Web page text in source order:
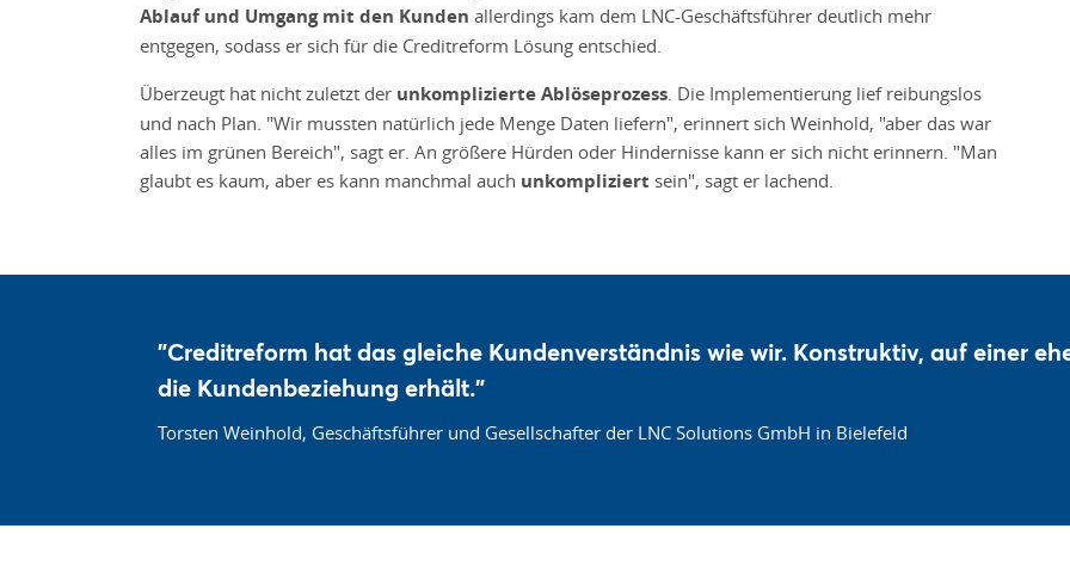
Ablauf und Umgang mit den Kunden allerdings kam dem LNC-Geschäftsführer deutlich mehr
entgegen, sodass er sich für die Creditreform Lösung entschied.
Überzeugt hat nicht zuletzt der unkomplizierte Ablöseprozess. Die Implementierung lief reibungslos
und nach Plan. "Wir mussten natürlich jede Menge Daten liefern", erinnert sich Weinhold, "aber das war
alles im grünen Bereich", sagt er. An größere Hürden oder Hindernisse kann er sich nicht erinnern. "Man
glaubt es kaum, aber es kann manchmal auch unkompliziert sein", sagt er lachend.
"Creditreform hat das gleiche Kundenverständnis wie wir. Konstruktiv, auf einer
die Kundenbeziehung erhält."
Torsten Weinhold, Geschäftsführer und Gesellschafter der LNC Solutions GmbH in Bielefeld